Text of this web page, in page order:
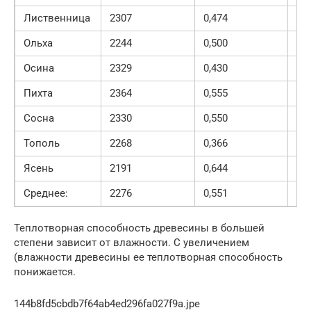
Лиственница 2307 0,474
Ольха
2244 0,500
Осина
2329 0,430
Пихта
2364 0,555
Сосна
2330 0,550
Тополь
2268 0,366
Ясень
2191 0,644
Среднее:
2276 0,551
Теплотворная способность древесины в большей
степени зависит от влажности. С увеличением
(влажности древесины ее теплотворная способность
понижается.
144b8fd5cbdb7f64ab4ed296fa027f9a.jpe